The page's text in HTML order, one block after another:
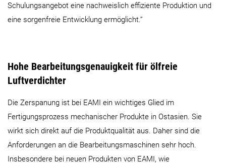
Schulungsangebot eine nachweislich effiziente Produktion und
eine sorgenfreie Entwicklung ermöglicht.“
Hohe Bearbeitungsgenauigkeit für ölfreie
Luftverdichter
Die Zerspanung ist bei EAMI ein wichtiges Glied im
Fertigungsprozess mechanischer Produkte in Ostasien. Sie
wirkt sich direkt auf die Produktqualität aus. Daher sind die
Anforderungen an die Bearbeitungsmaschinen sehr hoch.
Insbesondere bei neuen Produkten von EAMI, wie